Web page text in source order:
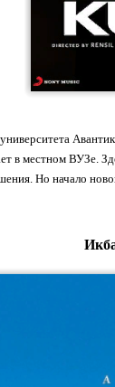
в местном ВУЗе.
Но начало